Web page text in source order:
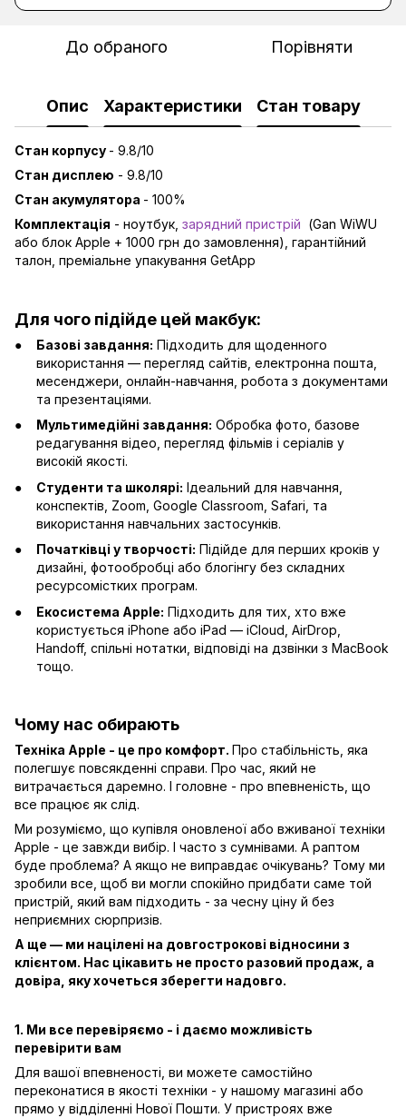
До обраного Порівняти
Опис Характеристики Стан товару
Стан корпусу - 9.8/10
Стан дисплею - 9.8/10
Стан акумулятора - 100%
Комплектація - ноутбук, зарядний пристрій (Gan WiWU
або блок Apple + 1000 грн до замовлення), гарантійний
талон, преміальне упакування GetApp
Для чого підійде цей макбук:
Базові завдання: Підходить для щоденного
використання — перегляд сайтів, електронна пошта,
месенджери, онлайн-навчання, робота з документами
та презентаціями.
Мультимедійні завдання: Обробка фото, базове
редагування відео, перегляд фільмів і серіалів у
високій якості.
Студенти та школярі: Ідеальний для навчання,
конспектів, Zoom, Google Classroom, Safari, та
використання навчальних застосунків.
Початківці у творчості: Підійде для перших кроків у
дизайні, фотообробці або блогінгу без складних
ресурсомістких програм.
Екосистема Apple: Підходить для тих, хто вже
користується iPhone або iPad — iCloud, AirDrop,
Handoff, спільні нотатки, відповіді на дзвінки з MacBook
тощо.
Чому нас обирають
Техніка Apple - це про комфорт. Про стабільність, яка
полегшує повсякденні справи. Про час, який не
витрачається даремно. І головне - про впевненість, що
все працює як слід.
Ми розуміємо, що купівля оновленої або вживаної техніки
Apple - це завжди вибір. І часто з сумнівами. А раптом
буде проблема? А якщо не виправдає очікувань? Тому ми
зробили все, щоб ви могли спокійно придбати саме той
пристрій, який вам підходить - за чесну ціну й без
неприємних сюрпризів.
А ще — ми націлені на довгострокові відносини з
клієнтом. Нас цікавить не просто разовий продаж, а
довіра, яку хочеться зберегти надовго.
1. Ми все перевіряємо - і даємо можливість
перевірити вам
Для вашої впевненості, ви можете самостійно
переконатися в якості техніки - у нашому магазині або
прямо у відділенні Нової Пошти. У пристроях вже